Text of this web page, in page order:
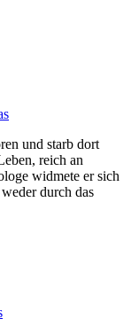
und starb dort
reich an
widmete er sich
durch das